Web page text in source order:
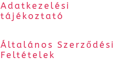
Adatkezelési
tájékoztató
Általános Szerződési
Feltételek